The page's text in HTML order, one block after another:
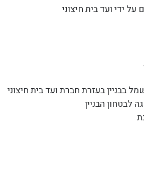
על ידי ועד בית חיצוני
בבניין בעזרת חברת ועד בית חיצוני
לבטחון הבניין